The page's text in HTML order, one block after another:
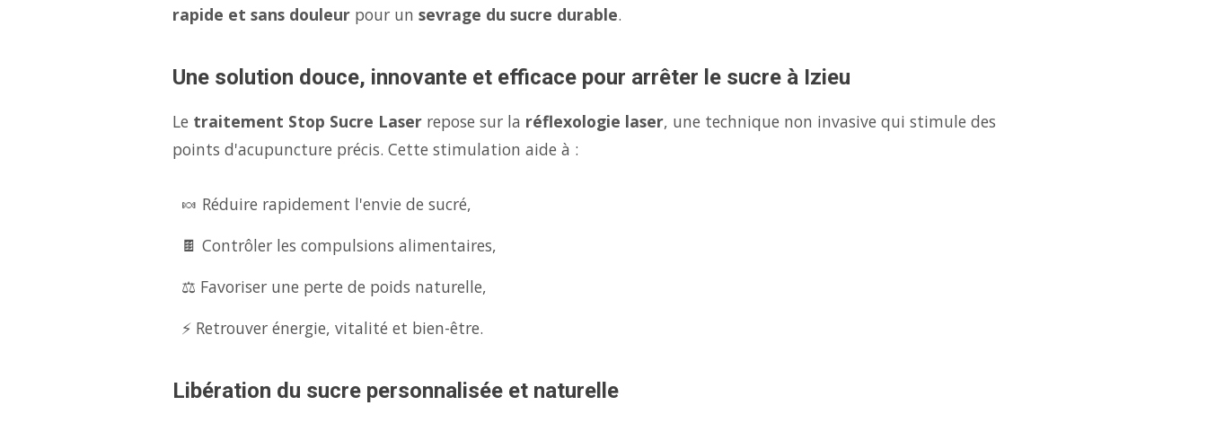
rapide et sans douleur pour un sevrage du sucre durable.
Une solution douce, innovante et efficace pour arrêter le sucre à Izieu
Le traitement Stop Sucre Laser repose sur la réflexologie laser, une technique non invasive qui stimule des
points d'acupuncture précis. Cette stimulation aide à :
🍬 Réduire rapidement l'envie de sucré,
🍫 Contrôler les compulsions alimentaires,
⚖️ Favoriser une perte de poids naturelle,
⚡ Retrouver énergie, vitalité et bien-être.
Libération du sucre personnalisée et naturelle